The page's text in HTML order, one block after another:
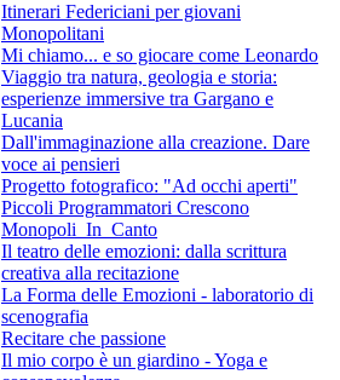
Itinerari Federiciani per giovani
Monopolitani
Mi chiamo... e so giocare come Leonardo
Viaggio tra natura, geologia e storia:
esperienze immersive tra Gargano e
Lucania
Dall'immaginazione alla creazione. Dare
voce ai pensieri
Progetto fotografico: "Ad occhi aperti"
Piccoli Programmatori Crescono
Monopoli_In_Canto
Il teatro delle emozioni: dalla scrittura
creativa alla recitazione
La Forma delle Emozioni - laboratorio di
scenografia
Recitare che passione
Il mio corpo è un giardino - Yoga e